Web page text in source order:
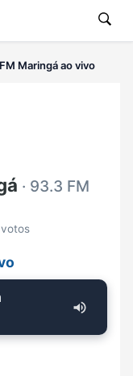
Maringá ao vivo
· 93.3 FM
votos